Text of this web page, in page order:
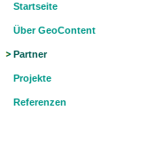
Startseite
Über GeoContent
Partner
Projekte
Referenzen